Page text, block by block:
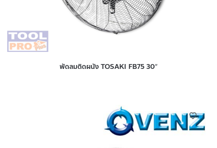
พัดลมติดผนัง TOSAKI FB75 30″